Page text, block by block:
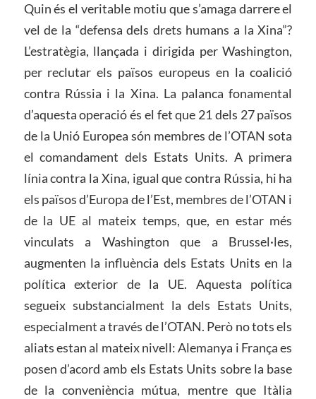
Quin és el veritable motiu que s’amaga darrere el
vel de la “defensa dels drets humans a la Xina”?
L’estratègia, llançada i dirigida per Washington,
per reclutar els països europeus en la coalició
contra Rússia i la Xina. La palanca fonamental
d’aquesta operació és el fet que 21 dels 27 països
de la Unió Europea són membres de l’OTAN sota
el comandament dels Estats Units. A primera
línia contra la Xina, igual que contra Rússia, hi ha
els països d’Europa de l’Est, membres de l’OTAN i
de la UE al mateix temps, que, en estar més
vinculats a Washington que a Brussel·les,
augmenten la influència dels Estats Units en la
política exterior de la UE. Aquesta política
segueix substancialment la dels Estats Units,
especialment a través de l’OTAN. Però no tots els
aliats estan al mateix nivell: Alemanya i França es
posen d’acord amb els Estats Units sobre la base
de la conveniència mútua, mentre que Itàlia